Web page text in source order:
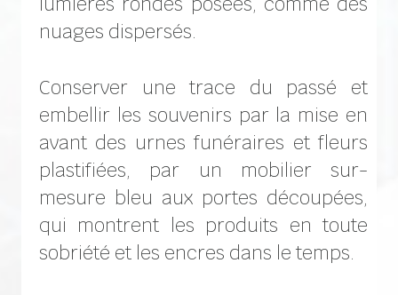
nuages dispersés.
Conserver une trace du passé et
embellir les souvenirs par la mise en
avant des urnes funéraires et fleurs
plastifiées, par un mobilier sur-
mesure bleu aux portes découpées,
qui montrent les produits en toute
sobriété et les encres dans le temps.